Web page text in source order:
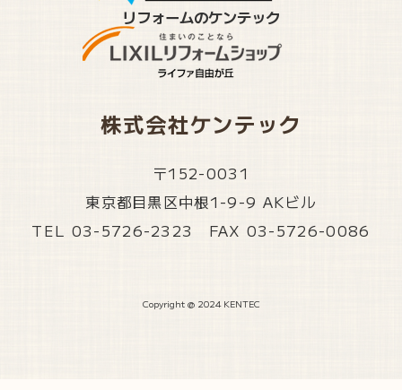
リフォームのケンテック
株式会社ケンテック
〒152-0031
東京都目黒区中根1-9-9 AKビル
TEL 03-5726-2323 FAX 03-5726-0086
Copyright @ 2024 KENTEC